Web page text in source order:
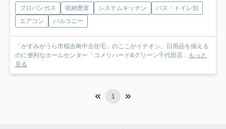
プロパンガス 収納豊富 システムキッチン
バス・トイレ別
エアコン
バルコニー
「かすみがうら市稲吉南中古住宅」のここがイチオシ。日用品を揃える
のに便利なホームセンター「コメリハード&グリーン千代田店... もっと
見る
1